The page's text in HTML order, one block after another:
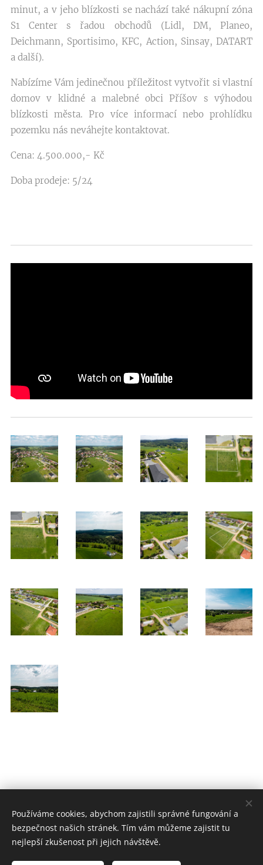
minut, a v jeho blízkosti se nachází také nákupní zóna
S1 Center s řadou obchodů (Lidl, DM, Planeo,
Deichmann, Sportisimo, KFC, Action, Sinsay, DATART
a další).
Nabízíme Vám jedinečnou příležitost vytvořit si vlastní
domov v klidné a malebné obci Příšov s výhodou
blízkosti města. Pro více informací nebo prohlídku
pozemku nás neváhejte kontaktovat.
Cena: 4.500.000,- Kč
Doba prodeje: 5/24
Používáme cookies, abychom zajistili správné fungování a
bezpečnost našich stránek. Tím vám můžeme zajistit tu
nejlepší zkušenost při jejich návštěvě.